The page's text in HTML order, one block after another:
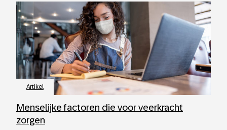
Artikel
Menselijke factoren die voor veerkracht
zorgen